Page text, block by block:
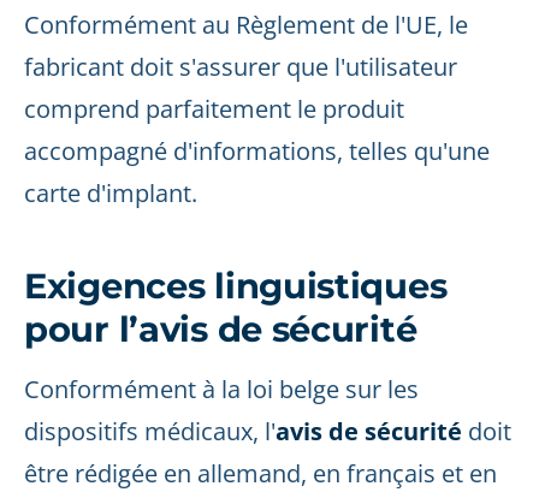
Conformément au Règlement de l'UE, le
fabricant doit s'assurer que l'utilisateur
comprend parfaitement le produit
accompagné d'informations, telles qu'une
carte d'implant.
Exigences linguistiques
pour l’avis de sécurité
Conformément à la loi belge sur les
dispositifs médicaux, l'avis de sécurité doit
être rédigée en allemand, en français et en